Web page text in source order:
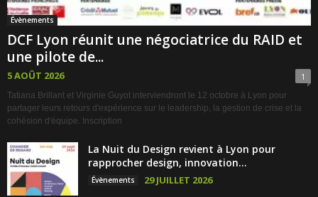
Évènements
DCF Lyon réunit une négociatrice du RAID et
une pilote de...
5 AOÛT 2026 1
Tatiana Brillant et Virginie Guyot interviendront le 12 octobre à Lyon pour
partager leurs retours d'expérience sur le leadership, la gestion de crise et la
cohésion d'équipe. Inscription
La Nuit du Design revient à Lyon pour
rapprocher design, innovation...
Évènements 29 JUILLET 2026